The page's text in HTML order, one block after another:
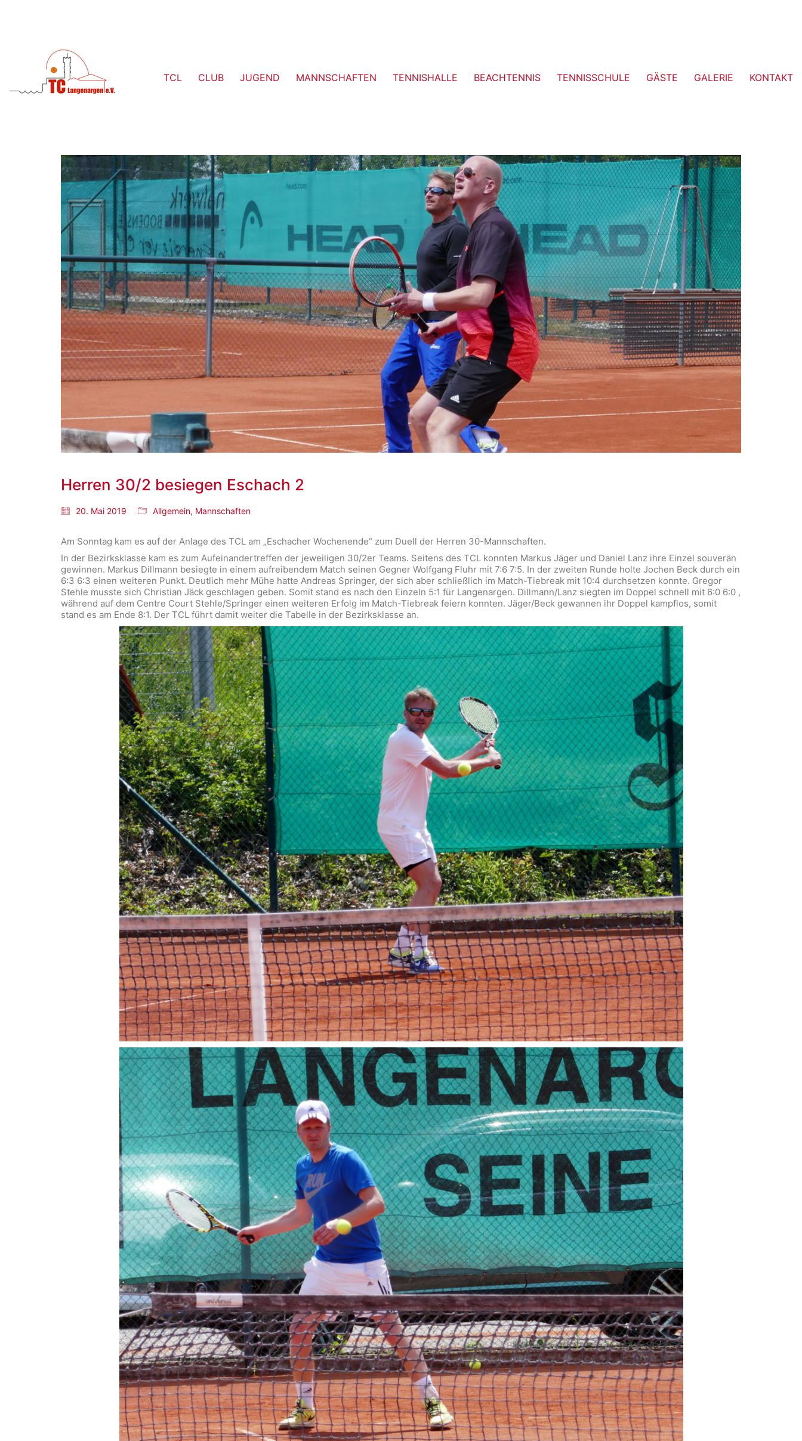
TCL CLUB JUGEND MANNSCHAFTEN TENNISHALLE BEACHTENNIS TENNISSCHULE GÄSTE GALERIE KONTAKT
Herren 30/2 besiegen Eschach 2
20. Mai 2019 Allgemein, Mannschaften
Am Sonntag kam es auf der Anlage des TCL am „Eschacher Wochenende“ zum Duell der Herren 30-Mannschaften.
In der Bezirksklasse kam es zum Aufeinandertreffen der jeweiligen 30/2er Teams. Seitens des TCL konnten Markus Jäger und Daniel Lanz ihre Einzel souverän
gewinnen. Markus Dillmann besiegte in einem aufreibendem Match seinen Gegner Wolfgang Fluhr mit 7:6 7:5. In der zweiten Runde holte Jochen Beck durch ein
6:3 6:3 einen weiteren Punkt. Deutlich mehr Mühe hatte Andreas Springer, der sich aber schließlich im Match-Tiebreak mit 10:4 durchsetzen konnte. Gregor
Stehle musste sich Christian Jäck geschlagen geben. Somit stand es nach den Einzeln 5:1 für Langenargen. Dillmann/Lanz siegten im Doppel schnell mit 6:0 6:0 ,
während auf dem Centre Court Stehle/Springer einen weiteren Erfolg im Match-Tiebreak feiern konnten. Jäger/Beck gewannen ihr Doppel kampflos, somit
stand es am Ende 8:1. Der TCL führt damit weiter die Tabelle in der Bezirksklasse an.